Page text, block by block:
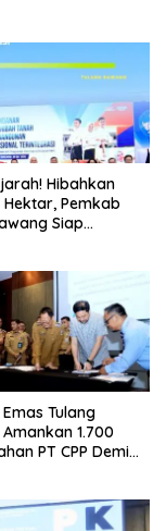
Hibahkan
Hektar, Pemkab
Siap
Tulang
1.700
PT CPP Demi